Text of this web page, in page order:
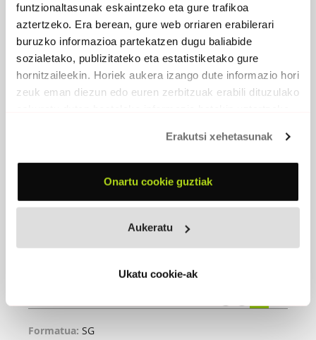
funtzionaltasunak eskaintzeko eta gure trafikoa
aztertzeko. Era berean, gure web orriaren erabilerari
buruzko informazioa partekatzen dugu baliabide
sozialetako, publizitateko eta estatistiketako gure
hornitzaileekin. Horiek aukera izango dute informazio hori
zeuk eman diezun edo euren zerbitzuak erabili dituzulako
Erakutsi xehetasunak
Onartu cookie guztiak
Aukeratu
Ukatu cookie-ak
NAHIKO LARRI
Formatua: SG